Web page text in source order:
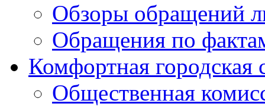
Обзоры обращений
Обращения по
Комфортная городская
Общественная